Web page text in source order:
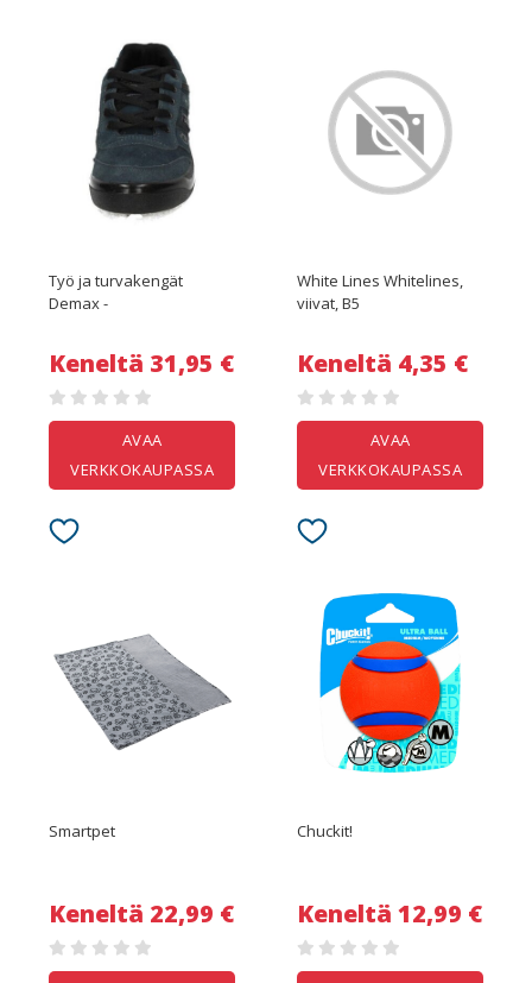
Työ ja turvakengät
Demax -
Keneltä 31,95 €
AVAA
VERKKOKAUPASSA
White Lines Whitelines,
viivat, B5
Keneltä 4,35 €
AVAA
VERKKOKAUPASSA
Smartpet
Keneltä 22,99 €
Chuckit!
Keneltä 12,99 €